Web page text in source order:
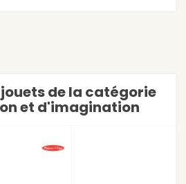
de la catégorie
et d'imagination